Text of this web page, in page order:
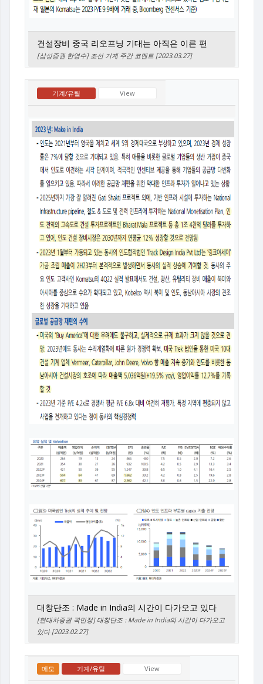
건설장비 중국 리오프닝 기대는 아직은 이른 편
[삼성증권 한영수] 조선 기계 주간 코멘트 [2023.03.27]
기계/유틸 View
대창단조 : Made in India의 시간이 다가오고 있다
[현대차증권 곽민정] 대창단조 : Made in India의 시간이 다가오고
있다 [2023.02.27]
메모 기계/유틸 View